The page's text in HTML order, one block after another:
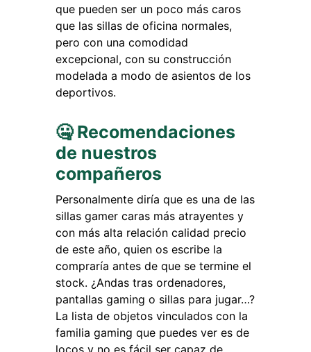
que pueden ser un poco más caros
que las sillas de oficina normales,
pero con una comodidad
excepcional, con su construcción
modelada a modo de asientos de los
deportivos.
🤐 Recomendaciones
de nuestros
compañeros
Personalmente diría que es una de las
sillas gamer caras más atrayentes y
con más alta relación calidad precio
de este año, quien os escribe la
compraría antes de que se termine el
stock. ¿Andas tras ordenadores,
pantallas gaming o sillas para jugar…?
La lista de objetos vinculados con la
familia gaming que puedes ver es de
locos y no es fácil ser capaz de